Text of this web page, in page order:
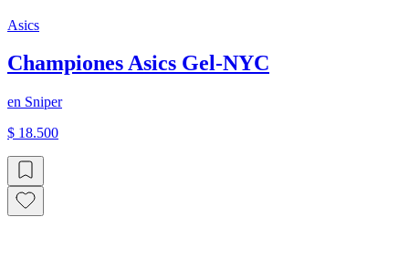
Asics
Championes Asics Gel-NYC
en Sniper
$ 18.500